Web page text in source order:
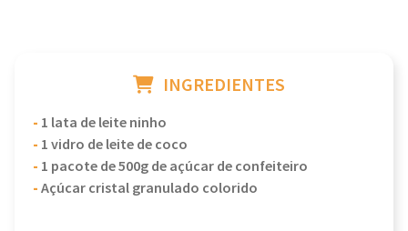
INGREDIENTES
- 1 lata de leite ninho
- 1 vidro de leite de coco
- 1 pacote de 500g de açúcar de confeiteiro
-Açúcar cristal granulado colorido